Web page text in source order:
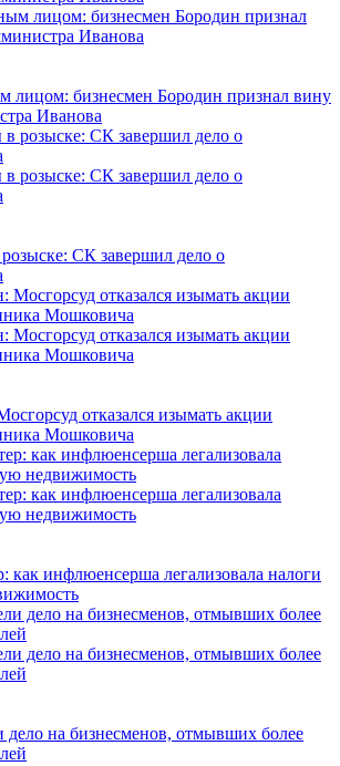
лицом: бизнесмен Бородин признал вину
Иванова
СК завершил дело о
отказался изымать акции
Мошковича
как инфлюенсерша легализовала налоги
дело на бизнесменов, отмывших более